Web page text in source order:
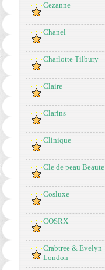
Cezanne
Chanel
Charlotte Tilbury
Claire
Clarins
Clinique
Cle de peau Beaute
Cosluxe
COSRX
Crabtree & Evelyn
London